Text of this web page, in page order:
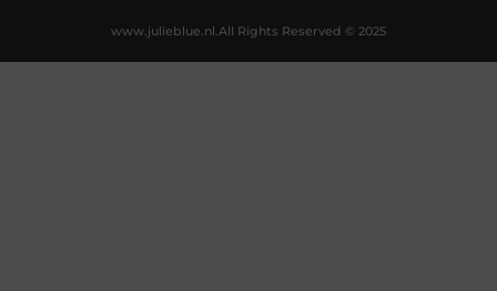
All Rights Reserved © 2025
www.julieblue.nl.